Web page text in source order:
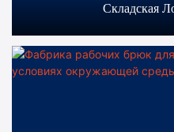
Складская